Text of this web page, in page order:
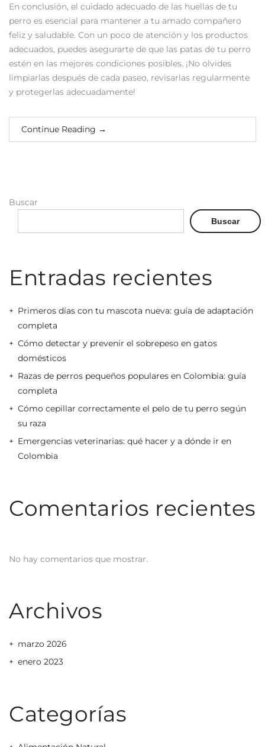
En conclusión, el cuidado adecuado de las huellas de tu
perro es esencial para mantener a tu amado compañero
feliz y saludable. Con un poco de atención y los productos
adecuados, puedes asegurarte de que las patas de tu perro
estén en las mejores condiciones posibles. ¡No olvides
limpiarlas después de cada paseo, revisarlas regularmente
y protegerlas adecuadamente!
Continue Reading →
Buscar
Buscar
Entradas recientes
Primeros días con tu mascota nueva: guía de adaptación
completa
Cómo detectar y prevenir el sobrepeso en gatos
domésticos
Razas de perros pequeños populares en Colombia: guía
completa
Cómo cepillar correctamente el pelo de tu perro según
su raza
Emergencias veterinarias: qué hacer y a dónde ir en
Colombia
Comentarios recientes
No hay comentarios que mostrar.
Archivos
marzo 2026
enero 2023
Categorías